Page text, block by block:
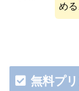
める
無料プ